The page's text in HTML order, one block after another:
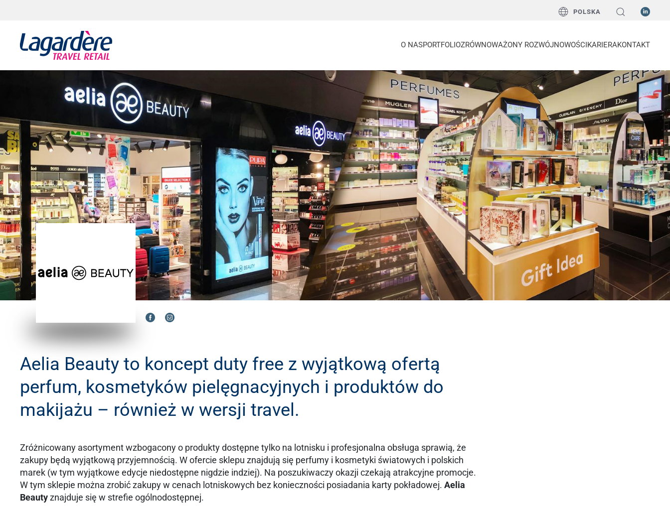
Skocz do stopki
POLSKA
O NASPORTFOLIOZRÓWNOWAŻONY ROZWÓJNOWOŚCIKARIERAKONTAKT
Aelia Beauty to koncept duty free z wyjątkową ofertą
perfum, kosmetyków pielęgnacyjnych i produktów do
makijażu – również w wersji travel.
Zróżnicowany asortyment wzbogacony o produkty dostępne tylko na lotnisku i profesjonalna obsługa sprawią, że
zakupy będą wyjątkową przyjemnością. W ofercie sklepu znajdują się perfumy i kosmetyki światowych i polskich
marek (w tym wyjątkowe edycje niedostępne nigdzie indziej). Na poszukiwaczy okazji czekają atrakcyjne promocje.
W tym sklepie można zrobić zakupy w cenach lotniskowych bez konieczności posiadania karty pokładowej. Aelia
Beautyznajduje się w strefie ogólnodostępnej.